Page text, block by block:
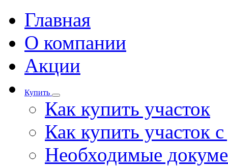
Главная
О компании
Акции
Купить
Как купить участок
Как купить участок
Необходимые